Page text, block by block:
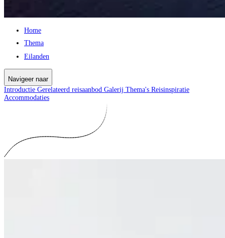
Home
Thema
Eilanden
Navigeer naar
Introductie Gerelateerd reisaanbod Galerij Thema's Reisinspiratie
Accommodaties